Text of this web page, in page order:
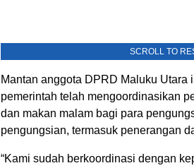
SCROLL TO
Mantan anggota DPRD Maluku Utara
pemerintah telah mengoordinasikan
dan makan malam bagi para
pengungsian, termasuk penerangan
“Kami sudah berkoordinasi dengan